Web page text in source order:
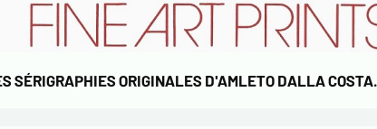
SÉRIGRAPHIES ORIGINALES D'AMLETO DALLA COSTA.